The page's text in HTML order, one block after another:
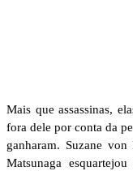
Mais que assassinas,
fora dele por conta da
ganharam. Suzane
Matsunaga